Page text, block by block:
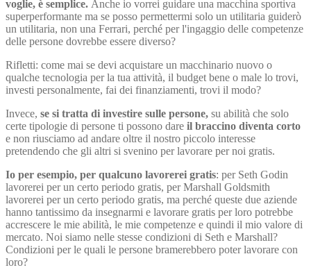
voglie, è semplice. Anche io vorrei guidare una macchina sportiva
superperformante ma se posso permettermi solo un utilitaria guiderò
un utilitaria, non una Ferrari, perché per l'ingaggio delle competenze
delle persone dovrebbe essere diverso?
Rifletti: come mai se devi acquistare un macchinario nuovo o
qualche tecnologia per la tua attività, il budget bene o male lo trovi,
investi personalmente, fai dei finanziamenti, trovi il modo?
Invece, se si tratta di investire sulle persone, su abilità che solo
certe tipologie di persone ti possono dare il braccino diventa corto
e non riusciamo ad andare oltre il nostro piccolo interesse
pretendendo che gli altri si svenino per lavorare per noi gratis.
Io per esempio, per qualcuno lavorerei gratis: per Seth Godin
lavorerei per un certo periodo gratis, per Marshall Goldsmith
lavorerei per un certo periodo gratis, ma perché queste due aziende
hanno tantissimo da insegnarmi e lavorare gratis per loro potrebbe
accrescere le mie abilità, le mie competenze e quindi il mio valore di
mercato. Noi siamo nelle stesse condizioni di Seth e Marshall?
Condizioni per le quali le persone bramerebbero poter lavorare con
loro?